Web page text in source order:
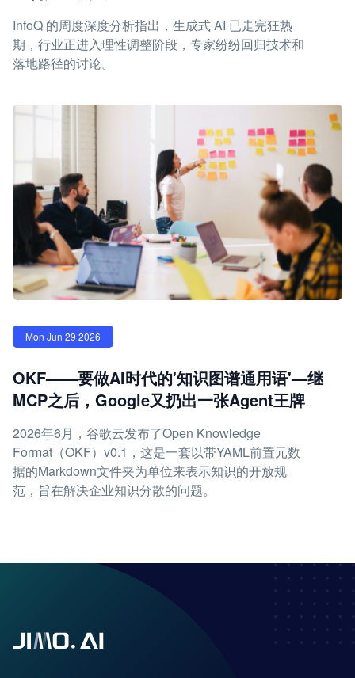
InfoQ 的周度深度分析指出，生成式 AI 已走完狂热
期，行业正进入理性调整阶段，专家纷纷回归技术和
落地路径的讨论。
Mon Jun 29 2026
OKF——要做AI时代的'知识图谱通用语'—继
MCP之后，Google又扔出一张Agent王牌
2026年6月，谷歌云发布了Open Knowledge
Format（OKF）v0.1，这是一套以带YAML前置元数
据的Markdown文件夹为单位来表示知识的开放规
范，旨在解决企业知识分散的问题。